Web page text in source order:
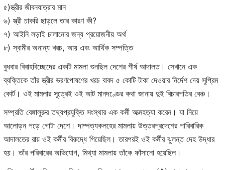
৫)স্ত্রীর জীবনযাত্রার মান
৬) স্ত্রী চাকরি ছাড়লে তার কারণ কী?
৭) আইনি লড়াই চালানোর জন্য প্রয়োজনীয় অর্থ
৮) স্বামীর অনান্য খরচ, আয় এবং আর্থিক সম্পত্তি
বুধবার বিবাহবিচ্ছেদের একটি মামলা শুনছিল দেশের শীর্ষ আদালত। সেখানে এক
ব্যক্তিকে তাঁর স্ত্রীর ভরণপোষণের খরচ বাবদ ৫ কোটি টাকা দেওয়ার নির্দেশ দেয় সুপ্রিম
কোর্ট। ওই মামলার সূত্রেই ওই আট মানদণ্ডের কথা জানায় দুই বিচারপতির বেঞ্চ।
সম্প্রতি বেঙ্গালুরুর তথ্যপ্রযুক্তি সংস্থার এক কর্মী আত্মহত্যা করেন। যা নিয়ে
আলোড়ন পড়ে গোটা দেশে। দাম্পত্যকলহের মামলায় উত্তরপ্রদেশের পারিবারিক
আদালতের রায় ওই কর্মীর বিরুদ্ধে গিয়েছিল। তারপরই ওই কর্মীর ঝুলন্ত দেহ উদ্ধার
হয়। তাঁর পরিবারের অভিযোগ, মিথ্যা মামলায় তাঁকে ফাঁসানো হয়েছিল।